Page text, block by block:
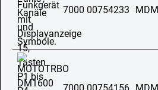
7000 00754233
7000 00754156